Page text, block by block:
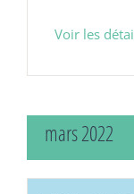
Voir les
mars 2022